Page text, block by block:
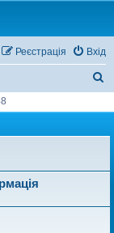
Вхід
Реєстрація
у